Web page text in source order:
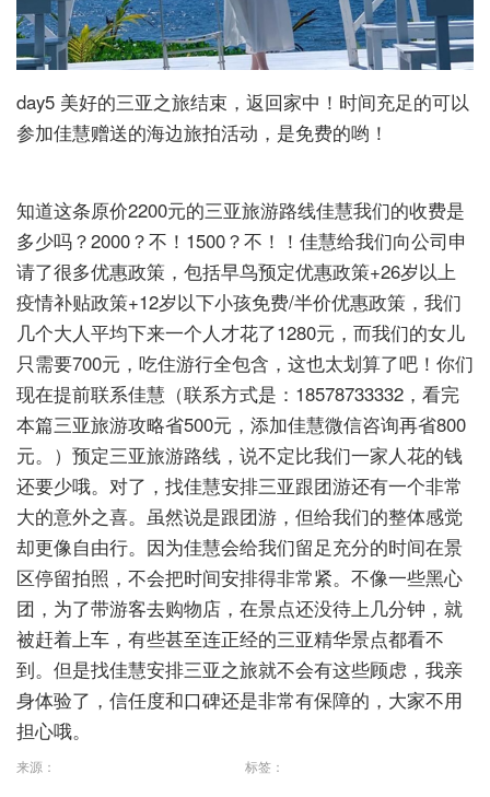
day5 美好的三亚之旅结束，返回家中！时间充足的可以
参加佳慧赠送的海边旅拍活动，是免费的哟！
知道这条原价2200元的三亚旅游路线佳慧我们的收费是
多少吗？2000？不！1500？不！！佳慧给我们向公司申
请了很多优惠政策，包括早鸟预定优惠政策+26岁以上
疫情补贴政策+12岁以下小孩免费/半价优惠政策，我们
几个大人平均下来一个人才花了1280元，而我们的女儿
只需要700元，吃住游行全包含，这也太划算了吧！你们
现在提前联系佳慧（联系方式是：18578733332，看完
本篇三亚旅游攻略省500元，添加佳慧微信咨询再省800
元。）预定三亚旅游路线，说不定比我们一家人花的钱
还要少哦。对了，找佳慧安排三亚跟团游还有一个非常
大的意外之喜。虽然说是跟团游，但给我们的整体感觉
却更像自由行。因为佳慧会给我们留足充分的时间在景
区停留拍照，不会把时间安排得非常紧。不像一些黑心
团，为了带游客去购物店，在景点还没待上几分钟，就
被赶着上车，有些甚至连正经的三亚精华景点都看不
到。但是找佳慧安排三亚之旅就不会有这些顾虑，我亲
身体验了，信任度和口碑还是非常有保障的，大家不用
担心哦。
来源： 标签：